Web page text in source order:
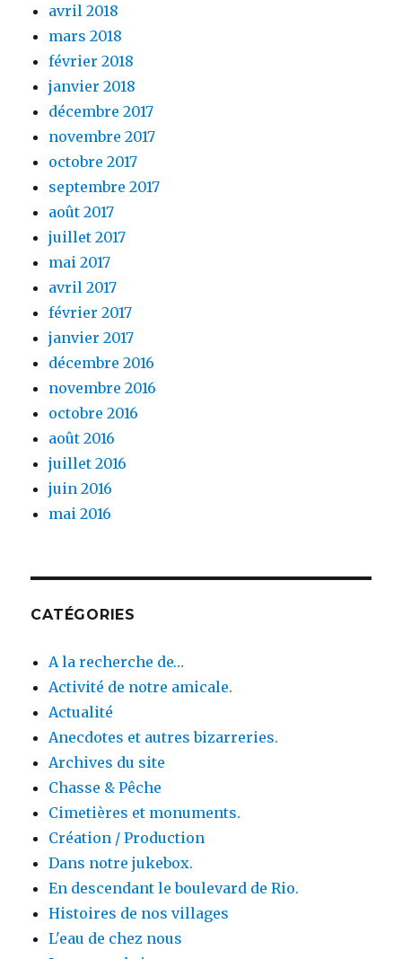
avril 2018
mars 2018
février 2018
janvier 2018
décembre 2017
novembre 2017
octobre 2017
septembre 2017
août 2017
juillet 2017
mai 2017
avril 2017
février 2017
janvier 2017
décembre 2016
novembre 2016
octobre 2016
août 2016
juillet 2016
juin 2016
mai 2016
CATÉGORIES
A la recherche de…
Activité de notre amicale.
Actualité
Anecdotes et autres bizarreries.
Archives du site
Chasse & Pêche
Cimetières et monuments.
Création / Production
Dans notre jukebox.
En descendant le boulevard de Rio.
Histoires de nos villages
L'eau de chez nous